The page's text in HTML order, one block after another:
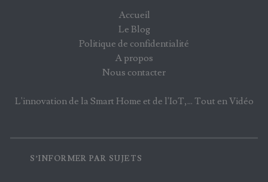
Accueil
Le Blog
Politique de confidentialité
A propos
Nous contacter
L'innovation de la Smart Home et de l'IoT,... Tout en Vidéo
S’INFORMER PAR SUJETS